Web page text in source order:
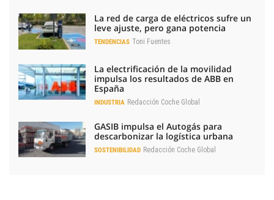
La red de carga de eléctricos sufre un
leve ajuste, pero gana potencia
TENDENCIAS Toni Fuentes
La electrificación de la movilidad
impulsa los resultados de ABB en
España
INDUSTRIA Redacción Coche Global
GASIB impulsa el Autogás para
descarbonizar la logística urbana
SOSTENIBILIDAD Redacción Coche Global